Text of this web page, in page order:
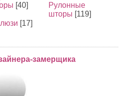
[40]
Рулонные
шторы [119]
[17]
замерщика